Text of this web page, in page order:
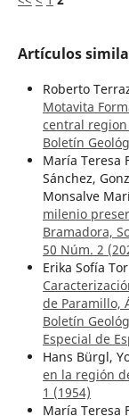
Artículos
Roberto
Motavita
central
Boletín
María Teresa
Sánchez,
Monsalve
milenio
Bramadora,
50 Núm. 2
Erika Sofía
de Paramillo,
Boletín
Especial de
Hans Bürgl,
en la región
1 (1954)
María Teresa